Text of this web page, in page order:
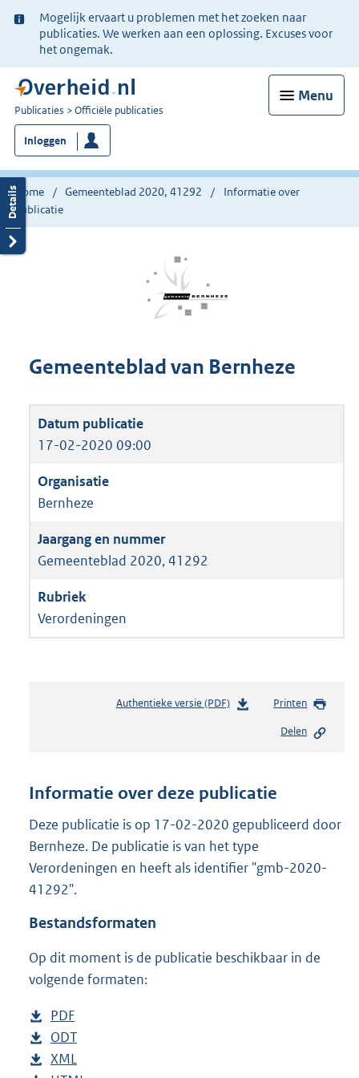
Ter
informatie:
Mogelijk ervaart u problemen met het zoeken naar
publicaties. We werken aan een oplossing. Excuses voor
het ongemak.
Menu
U
bent
nu
hier:
Publicaties Officiële publicaties
Inloggen
Home Gemeenteblad 2020, 41292
Informatie over
publicatie
Gemeenteblad van Bernheze
17-02-2020 09:00
Bernheze
Gemeenteblad 2020, 41292
Verordeningen
Authentieke versie (PDF)b
n
s
o
:
Printen
Delen
Informatie over deze publicatie
Deze publicatie is op 17-02-2020 gepubliceerd door
Bernheze. De publicatie is van het type
Verordeningen en heeft als identifier "gmb-2020-
41292".
Bestandsformaten
Op dit moment is de publicatie beschikbaar in de
volgende formaten:
D
o
w
PDF
e
s
D
o
ODT
D
XML